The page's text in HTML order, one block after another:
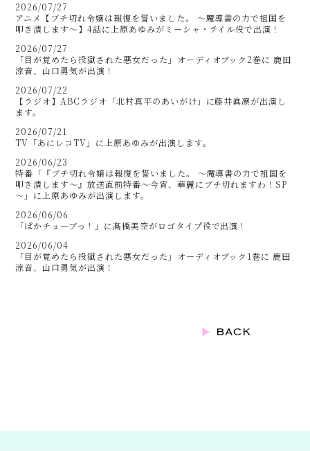
2026/07/27
アニメ【ブチ切れ令嬢は報復を誓いました。 ～魔導書の力で祖国を
叩き潰します～】4話に上原あゆみがミーシャ・テイル役で出演！
2026/07/27
「目が覚めたら投獄された悪女だった」オーディオブック2巻に 鹿田
涼音、山口勇気が出演！
2026/07/22
【ラジオ】ABCラジオ「北村真平のあいがけ」に藤井眞凛が出演し
ます。
2026/07/21
TV「あにレコTV」に上原あゆみが出演します。
2026/06/23
特番「『ブチ切れ令嬢は報復を誓いました。 ～魔導書の力で祖国を
叩き潰します～』放送直前特番～今宵、華麗にブチ切れますわ！SP
～」に上原あゆみが出演します。
2026/06/06
「ぱかチューブっ！」に髙橋美空がロゴタイプ役で出演！
2026/06/04
「目が覚めたら投獄された悪女だった」オーディオブック1巻に 鹿田
涼音、山口勇気が出演！